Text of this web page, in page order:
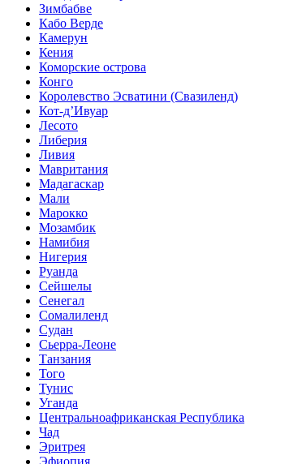
Зимбабве
Кабо Верде
Камерун
Кения
Коморские острова
Конго
Королевство Эсватини (Свазиленд)
Кот-д’Ивуар
Лесото
Либерия
Ливия
Мавритания
Мадагаскар
Мали
Марокко
Мозамбик
Намибия
Нигерия
Руанда
Сейшелы
Сенегал
Сомалиленд
Судан
Сьерра-Леоне
Танзания
Того
Тунис
Уганда
Центральноафриканская Республика
Чад
Эритрея
Эфиопия